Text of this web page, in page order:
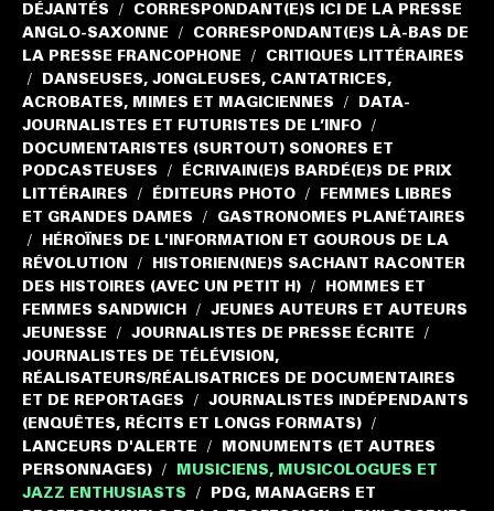
DÉJANTÉS
/
CORRESPONDANT(E)S ICI DE LA PRESSE
ANGLO-SAXONNE
/
CORRESPONDANT(E)S LÀ-BAS DE
LA PRESSE FRANCOPHONE
/ CRITIQUES LITTÉRAIRES
/
DANSEUSES, JONGLEUSES, CANTATRICES,
ACROBATES, MIMES ET MAGICIENNES
/
DATA-
JOURNALISTES ET FUTURISTES DE L’INFO /
DOCUMENTARISTES (SURTOUT) SONORES ET
PODCASTEUSES
/
ÉCRIVAIN(E)S BARDÉ(E)S DE PRIX
LITTÉRAIRES
/ ÉDITEURS PHOTO /
FEMMES LIBRES
ET GRANDES DAMES
/ GASTRONOMES PLANÉTAIRES
/
HÉROÏNES DE L'INFORMATION ET GOUROUS DE LA
RÉVOLUTION
/
HISTORIEN(NE)S SACHANT RACONTER
DES HISTOIRES (AVEC UN PETIT H) /
HOMMES ET
FEMMES SANDWICH / JEUNES AUTEURS ET AUTEURS
JEUNESSE
/ JOURNALISTES DE PRESSE ÉCRITE /
JOURNALISTES DE TÉLÉVISION,
RÉALISATEURS/RÉALISATRICES DE DOCUMENTAIRES
ET DE REPORTAGES
/ JOURNALISTES INDÉPENDANTS
(ENQUÊTES, RÉCITS ET LONGS FORMATS) /
LANCEURS D'ALERTE /
MONUMENTS (ET AUTRES
PERSONNAGES) /
MUSICIENS, MUSICOLOGUES ET
JAZZ ENTHUSIASTS
/
PDG, MANAGERS ET